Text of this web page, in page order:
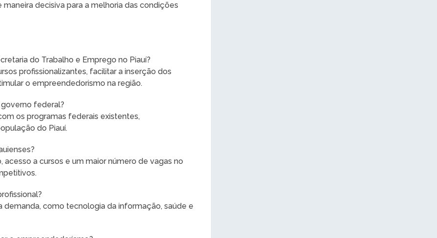
decisiva para a melhoria das condições
do Trabalho e Emprego no Piauí?
profissionalizantes, facilitar a inserção dos
o empreendedorismo na região.
federal?
os programas federais existentes,
do Piauí.
a cursos e um maior número de vagas no
como tecnologia da informação, saúde e